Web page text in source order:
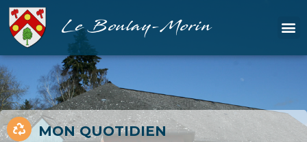
Le Boulay-Morin
MON QUOTIDIEN